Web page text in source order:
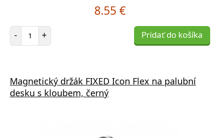
8.55 €
- Počet položiek
+ Pridať do košíka
Magnetický držák FIXED Icon Flex na palubní
desku s kloubem, černý